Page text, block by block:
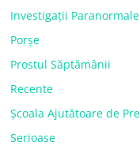
Investigații Paranormale
Porșe
Prostul Săptămânii
Recente
Școala Ajutătoare de
Serioase